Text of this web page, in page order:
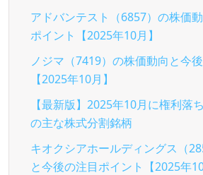
アドバンテスト（6857）の株価
ポイント【2025年10月】
ノジマ（7419）の株価動向と今
【2025年10月】
【最新版】2025年10月に権利落
の主な株式分割銘柄
キオクシアホールディングス（
と今後の注目ポイント【2025年10